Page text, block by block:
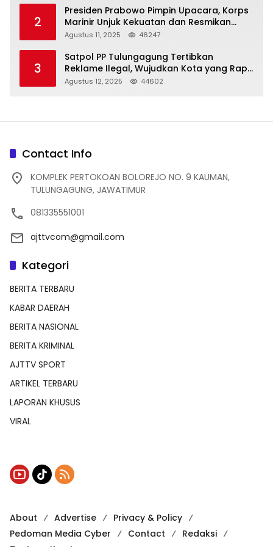
2
Presiden Prabowo Pimpin Upacara, Korps
Marinir Unjuk Kekuatan dan Resmikan
Struktur Baru
Agustus 11, 2025 46247
3
Satpol PP Tulungagung Tertibkan
Reklame Ilegal, Wujudkan Kota yang Rapi
dan Indah
Agustus 12, 2025 44602
Contact Info
KOMPLEK PERTOKOAN BOLOREJO NO. 9 KAUMAN,
TULUNGAGUNG, JAWATIMUR
081335551001
ajttvcom@gmail.com
Kategori
BERITA TERBARU
KABAR DAERAH
BERITA NASIONAL
BERITA KRIMINAL
AJTTV SPORT
ARTIKEL TERBARU
LAPORAN KHUSUS
VIRAL
About Advertise
Privacy & Policy
Pedoman Media Cyber
Contact
Redaksi